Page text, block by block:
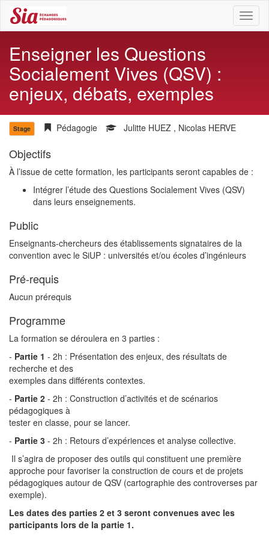
Enseigner les Questions
Socialement Vives (QSV) :
enjeux, débats, exemples
Stage Pédagogie Julitte HUEZ , Nicolas HERVE
Objectifs
À l’issue de cette formation, les participants seront capables de :
Intégrer l’étude des Questions Socialement Vives (QSV)
dans leurs enseignements.
Public
Enseignants-chercheurs des établissements signataires de la
convention avec le SiUP : universités et/ou écoles d’ingénieurs
Pré-requis
Aucun prérequis
Programme
La formation se déroulera en 3 parties :
- Partie 1 - 2h : Présentation des enjeux, des résultats de
recherche et des
exemples dans différents contextes.
- Partie 2 - 2h : Construction d’activités et de scénarios
pédagogiques à
tester en classe, pour se lancer.
- Partie 3 - 2h : Retours d’expériences et analyse collective.
Il s’agira de proposer des outils qui constituent une première
approche pour favoriser la construction de cours et de projets
pédagogiques autour de QSV (cartographie des controverses par
exemple).
Les dates des parties 2 et 3 seront convenues avec les
participants lors de la partie 1.